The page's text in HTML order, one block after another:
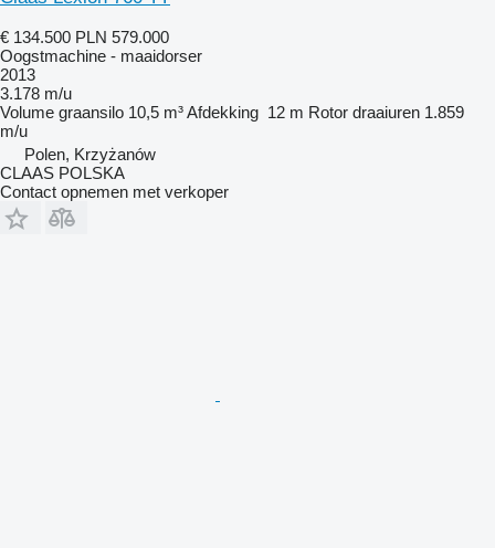
€ 134.500 PLN 579.000
Oogstmachine - maaidorser
2013
3.178 m/u
Volume graansilo 10,5 m³Afdekking 12 m Rotor draaiuren 1.859
m/u
Polen, Krzyżanów
CLAAS POLSKA
Contact opnemen met verkoper